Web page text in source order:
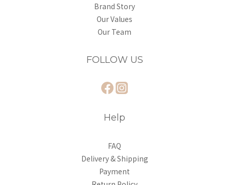
Brand Story
Our Values
Our Team
FOLLOW US
Help
FAQ
Delivery & Shipping
Payment